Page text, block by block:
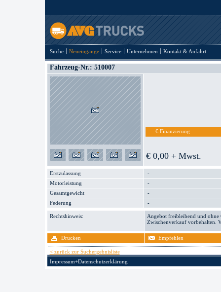
Suche Neueingänge Service Unternehmen Kontakt & Anfahrt
Fahrzeug-Nr.: 510007
€ Finanzierung
€ 0,00 + Mwst.
Erstzulassung
-
Motorleistung
-
Gesamtgewicht
-
Federung
-
Rechtshinweis:
Angebot freibleibend und ohne
Zwischenverkauf vorbehalten.
Drucken Empfehlen
< zurück zur Suchergebnisliste
Impressum+Datenschutzerklärung